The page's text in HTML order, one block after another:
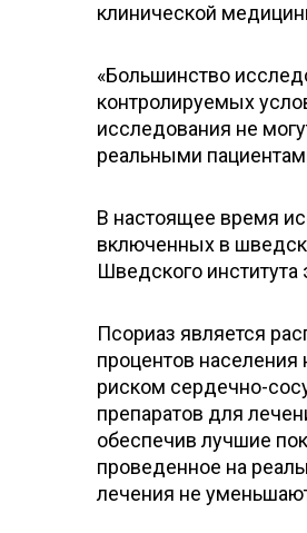
клинической
«Большинство
контролируемых
исследования не
реальными
В настоящее время
включенных в
Шведского
Псориаз является
процентов населения
риском сердечно-
препаратов для
обеспечив лучшие
проведенное на
лечения не